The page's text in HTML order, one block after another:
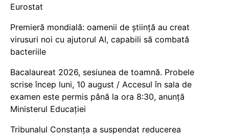
Eurostat
Premieră mondială: oamenii de știință au creat
virusuri noi cu ajutorul AI, capabili să combată
bacteriile
Bacalaureat 2026, sesiunea de toamnă. Probele
scrise încep luni, 10 august / Accesul în sala de
examen este permis până la ora 8:30, anunță
Ministerul Educației
Tribunalul Constanța a suspendat reducerea